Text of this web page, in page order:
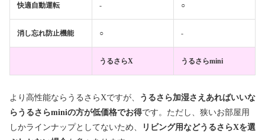
快適自動運転 - ○
消し忘れ防止機能 ○ -
うるさらX うるさらmini
より高性能ならうるさらXですが、
うるさら加湿さえあればいいな
らうるさらminiの方が低価格でお得です。ただし、狭いお部屋用
しかラインナップとしてないため、
リビング用などうるさらXを選